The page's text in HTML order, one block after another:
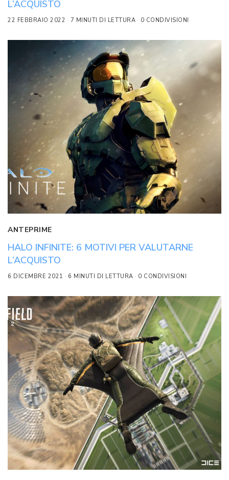
L’ACQUISTO
22 FEBBRAIO 2022 7 MINUTI DI LETTURA 0 CONDIVISIONI
ANTEPRIME
HALO INFINITE: 6 MOTIVI PER VALUTARNE
L’ACQUISTO
6 DICEMBRE 2021 6 MINUTI DI LETTURA 0 CONDIVISIONI